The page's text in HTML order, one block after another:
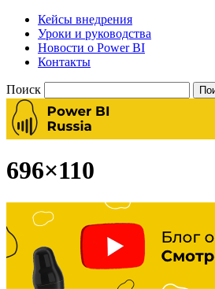
Кейсы внедрения
Уроки и руководства
Новости о Power BI
Контакты
Поиск
696×110